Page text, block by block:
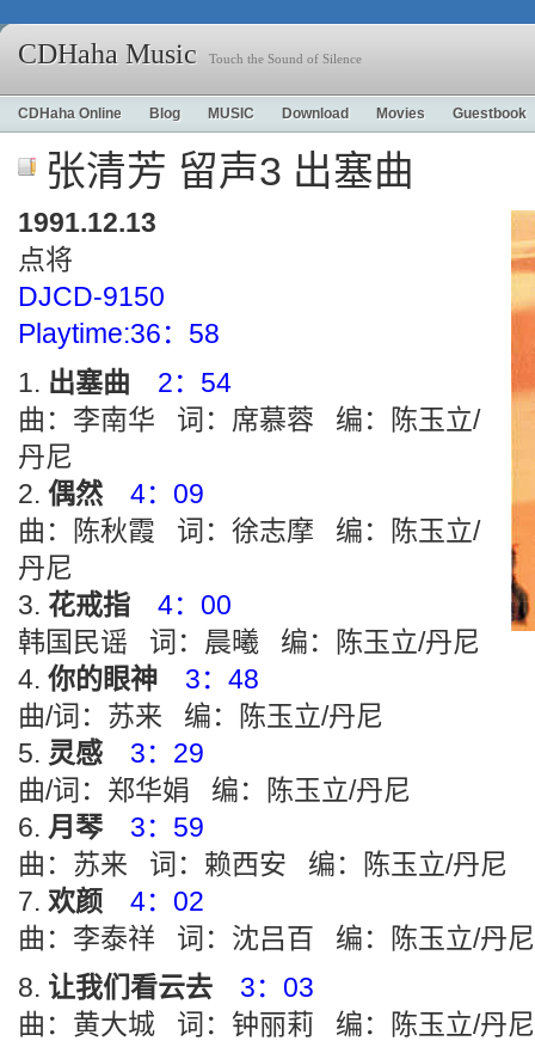
CDHaha Music Touch the Sound of Silence
CDHaha Online Blog MUSIC Download Movies Guestbook
张清芳 留声3 出塞曲
1991.12.13
点将
DJCD-9150
Playtime:36：58
出塞曲
2：54
曲：李南华 词：席慕蓉 编：陈玉立/
丹尼
偶然
4：09
曲：陈秋霞 词：徐志摩 编：陈玉立/
丹尼
花戒指
4：00
韩国民谣 词：晨曦 编：陈玉立/丹尼
你的眼神
3：48
曲/词：苏来 编：陈玉立/丹尼
灵感
3：29
曲/词：郑华娟 编：陈玉立/丹尼
月琴
3：59
曲：苏来 词：赖西安 编：陈玉立/丹尼
欢颜
4：02
曲：李泰祥 词：沈吕百 编：陈玉立/丹尼
让我们看云去
3：03
曲：黄大城 词：钟丽莉 编：陈玉立/丹尼